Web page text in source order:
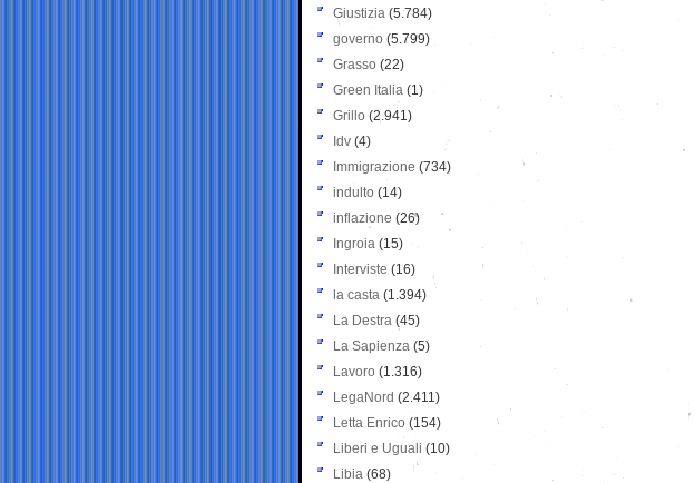
Giustizia (5.784)
governo (5.799)
Grasso (22)
Green Italia (1)
Grillo (2.941)
Idv (4)
Immigrazione (734)
indulto (14)
inflazione (26)
Ingroia (15)
Interviste (16)
la casta (1.394)
La Destra (45)
La Sapienza (5)
Lavoro (1.316)
LegaNord (2.411)
Letta Enrico (154)
Liberi e Uguali (10)
Libia (68)